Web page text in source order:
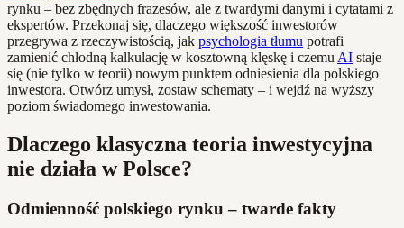
rynku – bez zbędnych frazesów, ale z twardymi danymi i cytatami z
ekspertów. Przekonaj się, dlaczego większość inwestorów
przegrywa z rzeczywistością, jak psychologia tłumu potrafi
zamienić chłodną kalkulację w kosztowną klęskę i czemu AI staje
się (nie tylko w teorii) nowym punktem odniesienia dla polskiego
inwestora. Otwórz umysł, zostaw schematy – i wejdź na wyższy
poziom świadomego inwestowania.
Dlaczego klasyczna teoria inwestycyjna
nie działa w Polsce?
Odmienność polskiego rynku – twarde fakty